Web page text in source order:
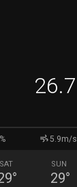
26.7
5.9m/s
SAT
°
SUN
29°